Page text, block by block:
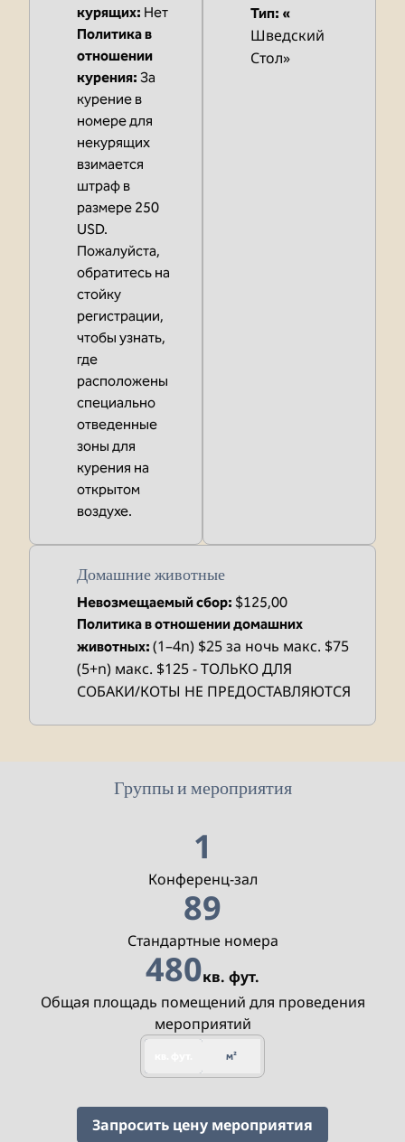
курящих: Нет
Политика в
отношении
курения: За
курение в
номере для
некурящих
взимается
штраф в
размере 250
USD.
Пожалуйста,
обратитесь на
стойку
регистрации,
чтобы узнать,
где
расположены
специально
отведенные
зоны для
курения на
открытом
воздухе.
Тип: «
Шведский
Стол»
Домашние животные
Невозмещаемый сбор: $125,00
Политика в отношении домашних
животных: (1–4n) $25 за ночь макс. $75
(5+n) макс. $125 - ТОЛЬКО ДЛЯ
СОБАКИ/КОТЫ НЕ ПРЕДОСТАВЛЯЮТСЯ
Группы и мероприятия
1
Конференц-зал
89
Стандартные номера
480кв. фут.
кв. фут.
Общая площадь помещений для проведения
мероприятий
м²
Запросить цену мероприятия